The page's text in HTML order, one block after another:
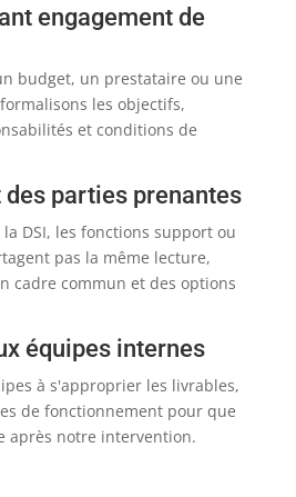
engagement de
budget, un prestataire ou une
les objectifs,
et conditions de
parties prenantes
DSI, les fonctions support ou
pas la même lecture,
cadre commun et des options
équipes internes
à s'approprier les livrables,
de fonctionnement pour que
après notre intervention.